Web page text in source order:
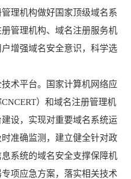
理机构做好国家顶级域名系
管理机构、域名注册服务机
增强域名安全意识，科学选
术平台。国家计算机网络应
）和域名注册管理机
设，实现对重要域名系统运
准确监测，建立健全针对政
系统的域名安全支撑保障机
项应急方案，落实相关技术